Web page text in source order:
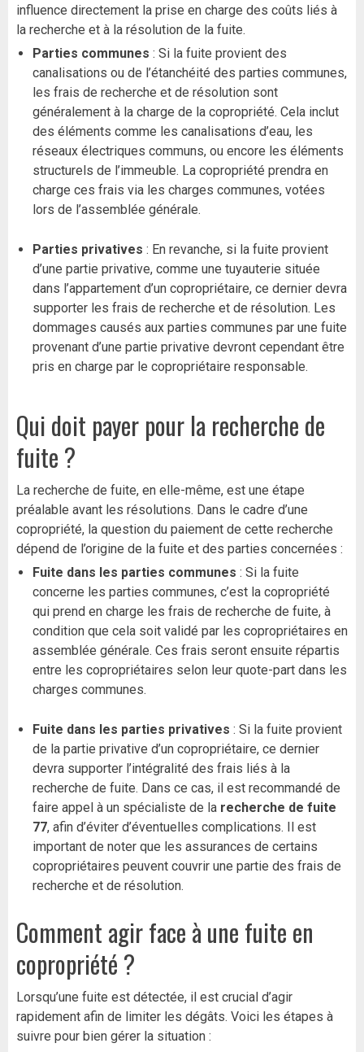
influence directement la prise en charge des coûts liés à
la recherche et à la résolution de la fuite.
Parties communes : Si la fuite provient des
canalisations ou de l’étanchéité des parties communes,
les frais de recherche et de résolution sont
généralement à la charge de la copropriété. Cela inclut
des éléments comme les canalisations d’eau, les
réseaux électriques communs, ou encore les éléments
structurels de l’immeuble. La copropriété prendra en
charge ces frais via les charges communes, votées
lors de l’assemblée générale.
Parties privatives : En revanche, si la fuite provient
d’une partie privative, comme une tuyauterie située
dans l’appartement d’un copropriétaire, ce dernier devra
supporter les frais de recherche et de résolution. Les
dommages causés aux parties communes par une fuite
provenant d’une partie privative devront cependant être
pris en charge par le copropriétaire responsable.
Qui doit payer pour la recherche de
fuite ?
La recherche de fuite, en elle-même, est une étape
préalable avant les résolutions. Dans le cadre d’une
copropriété, la question du paiement de cette recherche
dépend de l’origine de la fuite et des parties concernées :
Fuite dans les parties communes : Si la fuite
concerne les parties communes, c’est la copropriété
qui prend en charge les frais de recherche de fuite, à
condition que cela soit validé par les copropriétaires en
assemblée générale. Ces frais seront ensuite répartis
entre les copropriétaires selon leur quote-part dans les
charges communes.
Fuite dans les parties privatives : Si la fuite provient
de la partie privative d’un copropriétaire, ce dernier
devra supporter l’intégralité des frais liés à la
recherche de fuite. Dans ce cas, il est recommandé de
faire appel à un spécialiste de la recherche de fuite
77, afin d’éviter d’éventuelles complications. Il est
important de noter que les assurances de certains
copropriétaires peuvent couvrir une partie des frais de
recherche et de résolution.
Comment agir face à une fuite en
copropriété ?
Lorsqu’une fuite est détectée, il est crucial d’agir
rapidement afin de limiter les dégâts. Voici les étapes à
suivre pour bien gérer la situation :